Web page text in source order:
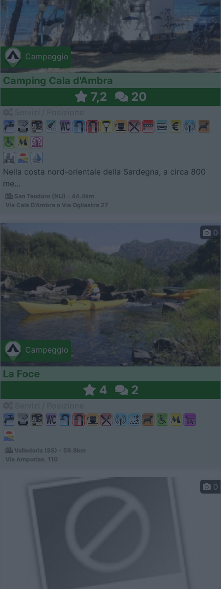
Campeggio
Camping Cala d'Ambra
7,2 20
Nella costa nord-orientale della Sardegna, a circa 800
me...
San Teodoro (NU) - 44.4km
Via Cala D’Ambra o Via Ogliastra 27
Campeggio
0
La Foce
4 2
Valledoria (SS) - 59.8km
Via Ampurias, 110
0